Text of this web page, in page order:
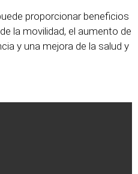
proporcionar beneficios
la movilidad, el aumento de
y una mejora de la salud y